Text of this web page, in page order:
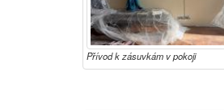
Přívod k zásuvkám v pokoji